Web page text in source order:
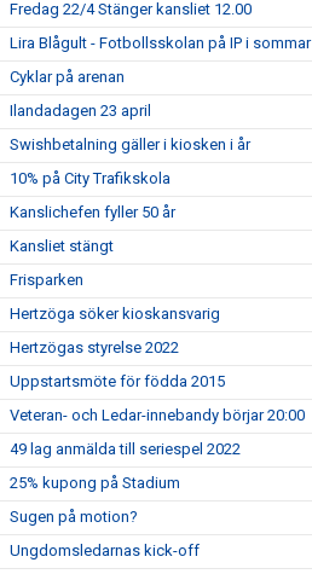
Fredag 22/4 Stänger kansliet 12.00
Lira Blågult - Fotbollsskolan på IP i sommar
Cyklar på arenan
Ilandadagen 23 april
Swishbetalning gäller i kiosken i år
10% på City Trafikskola
Kanslichefen fyller 50 år
Kansliet stängt
Frisparken
Hertzöga söker kioskansvarig
Hertzögas styrelse 2022
Uppstartsmöte för födda 2015
Veteran- och Ledar-innebandy börjar 20:00
49 lag anmälda till seriespel 2022
25% kupong på Stadium
Sugen på motion?
Ungdomsledarnas kick-off